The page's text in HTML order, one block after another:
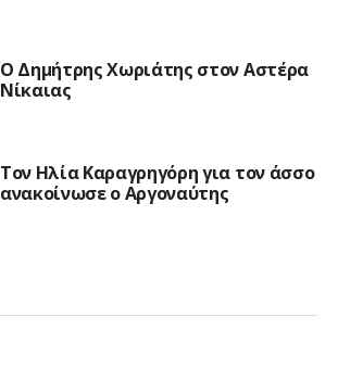
Ο Δημήτρης Χωριάτης στον Αστέρα
Νίκαιας
Τον Ηλία Καραγρηγόρη για τον άσσο
ανακοίνωσε ο Αργοναύτης